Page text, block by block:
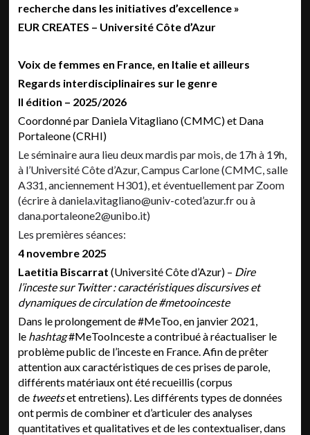
recherche dans les initiatives d’excellence »
EUR CREATES – Université Côte d’Azur
Voix de femmes en France, en Italie et ailleurs
Regards interdisciplinaires sur le genre
II édition – 2025/2026
Coordonné par Daniela Vitagliano (CMMC) et Dana
Portaleone (CRHI)
Le séminaire aura lieu deux mardis par mois, de 17h à 19h,
à l’Université Côte d’Azur, Campus Carlone (CMMC, salle
A331, anciennement H301), et éventuellement par Zoom
(écrire à daniela.vitagliano@univ-coted’azur.fr ou à
dana.portaleone2@unibo.it)
Les premières séances:
4 novembre 2025
Laetitia Biscarrat(Université Côte d’Azur) – Dire
l’inceste sur Twitter : caractéristiques discursives et
dynamiques de circulation de #metooinceste
Dans le prolongement de #MeToo, en janvier 2021,
le hashtag#MeTooInceste a contribué à réactualiser le
problème public de l’inceste en France. Afin de prêter
attention aux caractéristiques de ces prises de parole,
différents matériaux ont été recueillis (corpus
de tweetset entretiens). Les différents types de données
ont permis de combiner et d’articuler des analyses
quantitatives et qualitatives et de les contextualiser, dans